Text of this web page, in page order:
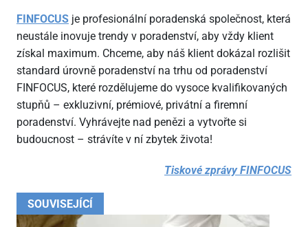
SOUVISEJÍCÍ
FINFOCUS je profesionální poradenská společnost, která
neustále inovuje trendy v poradenství, aby vždy klient
získal maximum. Chceme, aby náš klient dokázal rozlišit
standard úrovně poradenství na trhu od poradenství
FINFOCUS, které rozdělujeme do vysoce kvalifikovaných
stupňů – exkluzivní, prémiové, privátní a firemní
poradenství. Vyhrávejte nad penězi a vytvořte si
budoucnost – strávíte v ní zbytek života!
Tiskové zprávy FINFOCUS